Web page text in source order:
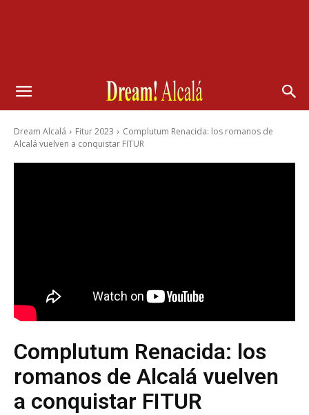
Dream Alcalá Fitur 2023
Complutum Renacida: los romanos de
Alcalá vuelven a conquistar FITUR
Complutum Renacida: los
romanos de Alcalá vuelven
a conquistar FITUR